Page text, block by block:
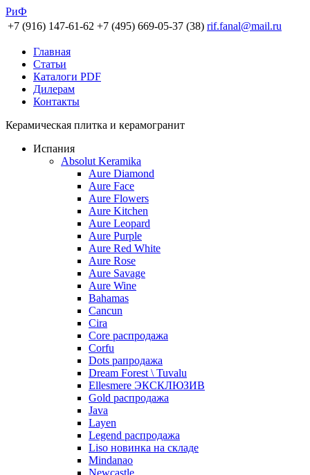
РиФ
+7 (916) 147-61-62 +7 (495) 669-05-37 (38) rif.fanal@mail.ru
Главная
Статьи
Каталоги PDF
Дилерам
Контакты
Керамическая плитка и керамогранит
Испания
Absolut Keramika
Aure Diamond
Aure Face
Aure Flowers
Aure Kitchen
Aure Leopard
Aure Purple
Aure Red White
Aure Rose
Aure Savage
Aure Wine
Bahamas
Cancun
Cira
Core распродажа
Corfu
Dots рапродажа
Dream Forest \ Tuvalu
Ellesmere ЭКСКЛЮЗИВ
Gold распродажа
Java
Layen
Legend распродажа
Liso новинка на складе
Mindanao
Newcastle